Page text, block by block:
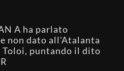
A ha parlato
non dato all'Atalanta
Toloi, puntando il dito